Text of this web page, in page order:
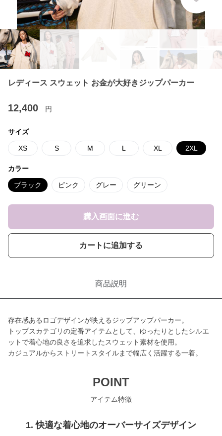
レディース スウェット お金が大好きジップパーカー
12,400 円
サイズ
XS S M L XL 2XL
カラー
ブラック ピンク グレー グリーン
購入画面に進む
カートに追加する
商品説明
存在感あるロゴデザインが映えるジップアップパーカー。
トップスカテゴリの定番アイテムとして、ゆったりとしたシルエ
ットで着心地の良さを追求したスウェット素材を使用。
カジュアルからストリートスタイルまで幅広く活躍する一着。
POINT
アイテム特徴
1. 快適な着心地のオーバーサイズデザイン